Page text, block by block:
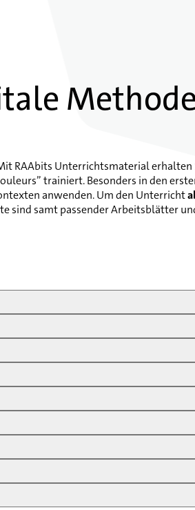
RAAbits Unterrichtsmaterial erhalten
trainiert. Besonders in den
anwenden. Um den Unterricht
samt passender Arbeitsblätter